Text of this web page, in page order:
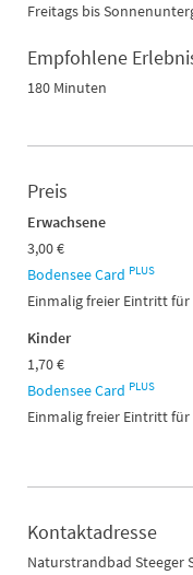
Freitags bis
Empfohlene
180 Minuten
Preis
Erwachsene
3,00 €
Bodensee Card PLUS
Einmalig freier Eintritt
Kinder
1,70 €
Bodensee Card PLUS
Einmalig freier Eintritt
Kontaktadresse
Naturstrandbad Steeger